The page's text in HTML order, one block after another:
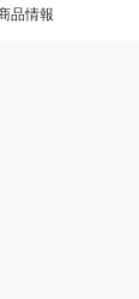
品情報